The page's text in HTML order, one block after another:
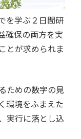
を学ぶ２日間研
確保の両方を実
とが求められま
ための数字の見
環境をふまえた
実行に落とし込